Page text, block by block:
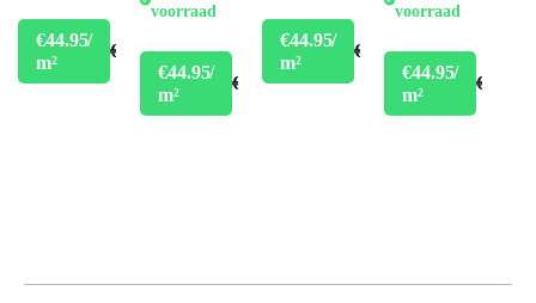
€44.95/
m²
€49.95
voorraad
€44.95/
m²
€49.95
€44.95/
m²
€49.95
voorraad
€44.95/
m²
€49.95